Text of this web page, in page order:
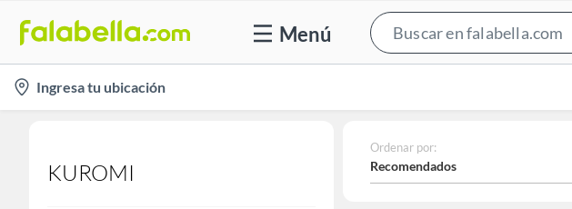
Menú
location-
icon
Ingresa tu ubicación
KUROMI
Ordenar por:
Recomendados